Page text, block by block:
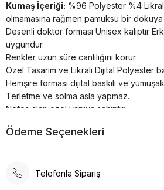
Kumaş İçeriği: %96 Polyester %4
olmamasına rağmen pamuksu bir
Desenli doktor forması Unisex kalıptır
uygundur.
Renkler uzun süre canlılığını korur.
Özel Tasarım ve Likralı Dijital Polyester
Hemşire forması dijital baskılı ve
Terletme ve solma asla yapmaz.
Nefes alan özel yapıya sahiptir.
Ütü neredeyse hiç gerektirmez.
Ödeme Seçenekleri
Telefonla Sipariş